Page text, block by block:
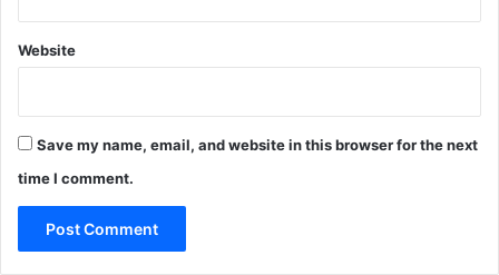
Website
Save my name, email, and website in this browser for the next
time I comment.